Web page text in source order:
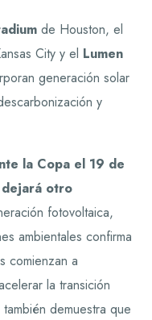
de Houston, el
City y el Lumen
generación solar
y
la Copa el 19 de
otro
fotovoltaica,
ambientales confirma
comienzan a
la transición
demuestra que